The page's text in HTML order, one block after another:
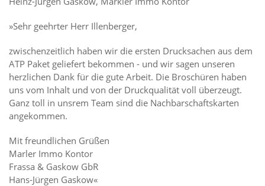
»Sehr geehrter Herr Illenberger,
zwischenzeitlich haben wir die ersten Drucksachen aus dem
ATP Paket geliefert bekommen - und wir sagen unseren
herzlichen Dank für die gute Arbeit. Die Broschüren haben
uns vom Inhalt und von der Druckqualität voll überzeugt.
Ganz toll in unsrem Team sind die Nachbarschaftskarten
angekommen.
Mit freundlichen Grüßen
Marler Immo Kontor
Frassa & Gaskow GbR
Hans-Jürgen Gaskow«